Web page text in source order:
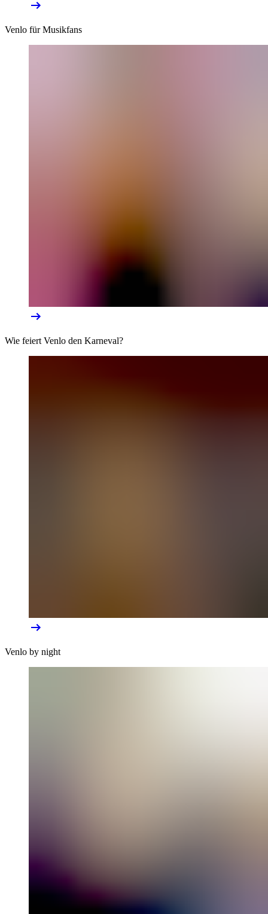
Venlo für Musikfans
Wie feiert Venlo den Karneval?
Venlo by night